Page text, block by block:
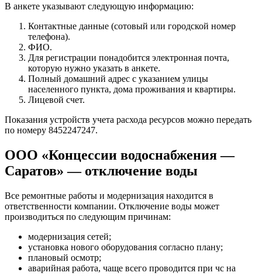
В анкете указывают следующую информацию:
Контактные данные (сотовый или городской номер
телефона).
ФИО.
Для регистрации понадобится электронная почта,
которую нужно указать в анкете.
Полный домашний адрес с указанием улицы
населенного пункта, дома проживания и квартиры.
Лицевой счет.
Показания устройств учета расхода ресурсов можно передать
по номеру 8452247247.
ООО «Концессии водоснабжения —
Саратов» — отключение воды
Все ремонтные работы и модернизация находится в
ответственности компании. Отключение воды может
производиться по следующим причинам:
модернизация сетей;
установка нового оборудования согласно плану;
плановый осмотр;
аварийная работа, чаще всего проводится при чс на